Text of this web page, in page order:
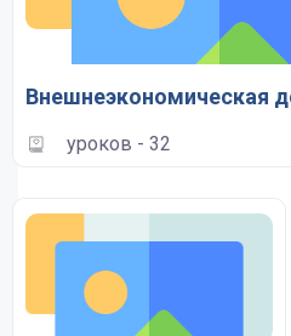
уроков - 32